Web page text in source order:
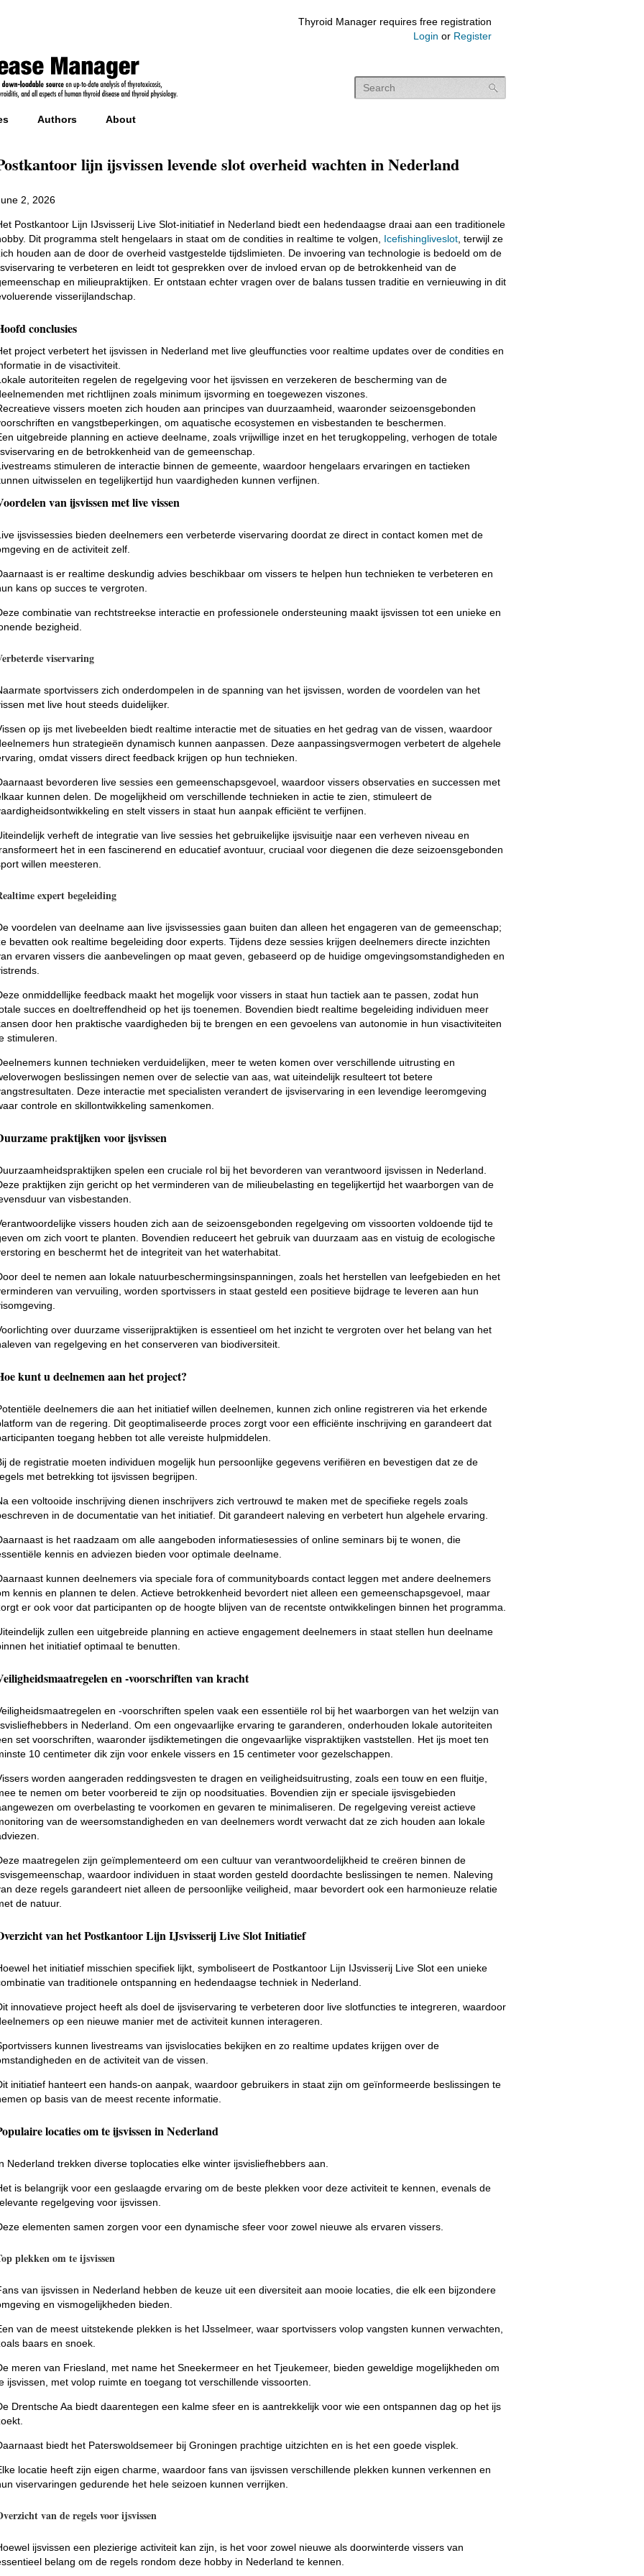
Thyroid Manager requires free registration
Login or Register
Authors About
lijn ijsvissen levende slot overheid wachten in Nederland
2, 2026
Postkantoor Lijn IJsvisserij Live Slot-initiatief in Nederland biedt een hedendaagse draai aan een traditionele
Dit programma stelt hengelaars in staat om de condities in realtime te volgen, Icefishingliveslot , terwijl ze
houden aan de door de overheid vastgestelde tijdslimieten. De invoering van technologie is bedoeld om de
te verbeteren en leidt tot gesprekken over de invloed ervan op de betrokkenheid van de
en milieupraktijken. Er ontstaan echter vragen over de balans tussen traditie en vernieuwing in dit
visserijlandschap.
conclusies
project verbetert het ijsvissen in Nederland met live gleuffuncties voor realtime updates over de condities en
in de visactiviteit.
autoriteiten regelen de regelgeving voor het ijsvissen en verzekeren de bescherming van de
met richtlijnen zoals minimum ijsvorming en toegewezen viszones.
vissers moeten zich houden aan principes van duurzaamheid, waaronder seizoensgebonden
en vangstbeperkingen, om aquatische ecosystemen en visbestanden te beschermen.
uitgebreide planning en actieve deelname, zoals vrijwillige inzet en het terugkoppeling, verhogen de totale
en de betrokkenheid van de gemeenschap.
stimuleren de interactie binnen de gemeente, waardoor hengelaars ervaringen en tactieken
uitwisselen en tegelijkertijd hun vaardigheden kunnen verfijnen.
van ijsvissen met live vissen
ijsvissessies bieden deelnemers een verbeterde viservaring doordat ze direct in contact komen met de
en de activiteit zelf.
is er realtime deskundig advies beschikbaar om vissers te helpen hun technieken te verbeteren en
kans op succes te vergroten.
combinatie van rechtstreekse interactie en professionele ondersteuning maakt ijsvissen tot een unieke en
bezigheid.
viservaring
sportvissers zich onderdompelen in de spanning van het ijsvissen, worden de voordelen van het
met live hout steeds duidelijker.
op ijs met livebeelden biedt realtime interactie met de situaties en het gedrag van de vissen, waardoor
hun strategieën dynamisch kunnen aanpassen. Deze aanpassingsvermogen verbetert de algehele
omdat vissers direct feedback krijgen op hun technieken.
bevorderen live sessies een gemeenschapsgevoel, waardoor vissers observaties en successen met
kunnen delen. De mogelijkheid om verschillende technieken in actie te zien, stimuleert de
en stelt vissers in staat hun aanpak efficiënt te verfijnen.
verheft de integratie van live sessies het gebruikelijke ijsvisuitje naar een verheven niveau en
het in een fascinerend en educatief avontuur, cruciaal voor diegenen die deze seizoensgebonden
willen meesteren.
expert begeleiding
voordelen van deelname aan live ijsvissessies gaan buiten dan alleen het engageren van de gemeenschap;
bevatten ook realtime begeleiding door experts. Tijdens deze sessies krijgen deelnemers directe inzichten
ervaren vissers die aanbevelingen op maat geven, gebaseerd op de huidige omgevingsomstandigheden en
onmiddellijke feedback maakt het mogelijk voor vissers in staat hun tactiek aan te passen, zodat hun
succes en doeltreffendheid op het ijs toenemen. Bovendien biedt realtime begeleiding individuen meer
door hen praktische vaardigheden bij te brengen en een gevoelens van autonomie in hun visactiviteiten
stimuleren.
kunnen technieken verduidelijken, meer te weten komen over verschillende uitrusting en
beslissingen nemen over de selectie van aas, wat uiteindelijk resulteert tot betere
Deze interactie met specialisten verandert de ijsviservaring in een levendige leeromgeving
controle en skillontwikkeling samenkomen.
praktijken voor ijsvissen
spelen een cruciale rol bij het bevorderen van verantwoord ijsvissen in Nederland.
praktijken zijn gericht op het verminderen van de milieubelasting en tegelijkertijd het waarborgen van de
van visbestanden.
vissers houden zich aan de seizoensgebonden regelgeving om vissoorten voldoende tijd te
om zich voort te planten. Bovendien reduceert het gebruik van duurzaam aas en vistuig de ecologische
en beschermt het de integriteit van het waterhabitat.
deel te nemen aan lokale natuurbeschermingsinspanningen, zoals het herstellen van leefgebieden en het
van vervuiling, worden sportvissers in staat gesteld een positieve bijdrage te leveren aan hun
over duurzame visserijpraktijken is essentieel om het inzicht te vergroten over het belang van het
van regelgeving en het conserveren van biodiversiteit.
kunt u deelnemen aan het project?
deelnemers die aan het initiatief willen deelnemen, kunnen zich online registreren via het erkende
van de regering. Dit geoptimaliseerde proces zorgt voor een efficiënte inschrijving en garandeert dat
toegang hebben tot alle vereiste hulpmiddelen.
de registratie moeten individuen mogelijk hun persoonlijke gegevens verifiëren en bevestigen dat ze de
met betrekking tot ijsvissen begrijpen.
een voltooide inschrijving dienen inschrijvers zich vertrouwd te maken met de specifieke regels zoals
in de documentatie van het initiatief. Dit garandeert naleving en verbetert hun algehele ervaring.
is het raadzaam om alle aangeboden informatiesessies of online seminars bij te wonen, die
kennis en adviezen bieden voor optimale deelname.
kunnen deelnemers via speciale fora of communityboards contact leggen met andere deelnemers
kennis en plannen te delen. Actieve betrokkenheid bevordert niet alleen een gemeenschapsgevoel, maar
er ook voor dat participanten op de hoogte blijven van de recentste ontwikkelingen binnen het programma.
zullen een uitgebreide planning en actieve engagement deelnemers in staat stellen hun deelname
het initiatief optimaal te benutten.
en -voorschriften van kracht
en -voorschriften spelen vaak een essentiële rol bij het waarborgen van het welzijn van
in Nederland. Om een ongevaarlijke ervaring te garanderen, onderhouden lokale autoriteiten
set voorschriften, waaronder ijsdiktemetingen die ongevaarlijke vispraktijken vaststellen. Het ijs moet ten
10 centimeter dik zijn voor enkele vissers en 15 centimeter voor gezelschappen.
worden aangeraden reddingsvesten te dragen en veiligheidsuitrusting, zoals een touw en een fluitje,
te nemen om beter voorbereid te zijn op noodsituaties. Bovendien zijn er speciale ijsvisgebieden
om overbelasting te voorkomen en gevaren te minimaliseren. De regelgeving vereist actieve
van de weersomstandigheden en van deelnemers wordt verwacht dat ze zich houden aan lokale
maatregelen zijn geïmplementeerd om een cultuur van verantwoordelijkheid te creëren binnen de
waardoor individuen in staat worden gesteld doordachte beslissingen te nemen. Naleving
deze regels garandeert niet alleen de persoonlijke veiligheid, maar bevordert ook een harmonieuze relatie
de natuur.
van het Postkantoor Lijn IJsvisserij Live Slot Initiatief
het initiatief misschien specifiek lijkt, symboliseert de Postkantoor Lijn IJsvisserij Live Slot een unieke
van traditionele ontspanning en hedendaagse techniek in Nederland.
innovatieve project heeft als doel de ijsviservaring te verbeteren door live slotfuncties te integreren, waardoor
op een nieuwe manier met de activiteit kunnen interageren.
kunnen livestreams van ijsvislocaties bekijken en zo realtime updates krijgen over de
en de activiteit van de vissen.
initiatief hanteert een hands-on aanpak, waardoor gebruikers in staat zijn om geïnformeerde beslissingen te
op basis van de meest recente informatie.
locaties om te ijsvissen in Nederland
Nederland trekken diverse toplocaties elke winter ijsvisliefhebbers aan.
is belangrijk voor een geslaagde ervaring om de beste plekken voor deze activiteit te kennen, evenals de
regelgeving voor ijsvissen.
elementen samen zorgen voor een dynamische sfeer voor zowel nieuwe als ervaren vissers.
plekken om te ijsvissen
van ijsvissen in Nederland hebben de keuze uit een diversiteit aan mooie locaties, die elk een bijzondere
en vismogelijkheden bieden.
van de meest uitstekende plekken is het IJsselmeer, waar sportvissers volop vangsten kunnen verwachten,
baars en snoek.
meren van Friesland, met name het Sneekermeer en het Tjeukemeer, bieden geweldige mogelijkheden om
ijsvissen, met volop ruimte en toegang tot verschillende vissoorten.
Drentsche Aa biedt daarentegen een kalme sfeer en is aantrekkelijk voor wie een ontspannen dag op het ijs
biedt het Paterswoldsemeer bij Groningen prachtige uitzichten en is het een goede visplek.
locatie heeft zijn eigen charme, waardoor fans van ijsvissen verschillende plekken kunnen verkennen en
viservaringen gedurende het hele seizoen kunnen verrijken.
van de regels voor ijsvissen
ijsvissen een plezierige activiteit kan zijn, is het voor zowel nieuwe als doorwinterde vissers van
belang om de regels rondom deze hobby in Nederland te kennen.